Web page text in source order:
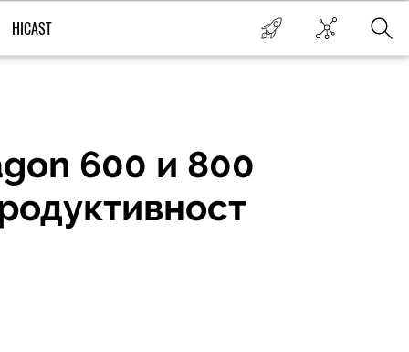
HICAST
600 и 800